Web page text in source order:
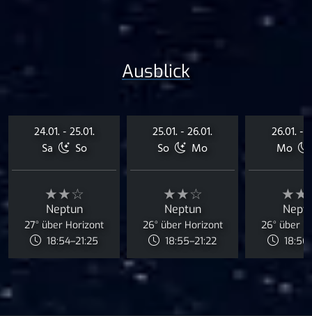
Ausblick
24.01. - 25.01.
Sa
So
★★☆
Neptun
27° über Horizont
18:54–21:25
25.01. - 26.01.
So
Mo
★★☆
Neptun
26° über Horizont
18:55–21:22
26.01. -
Mo
26° über